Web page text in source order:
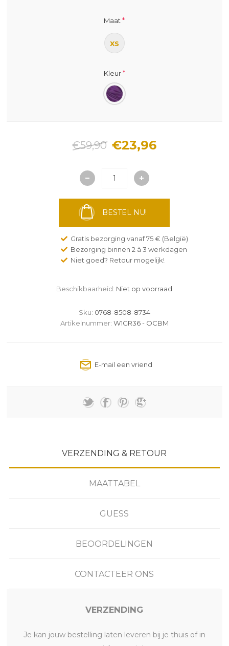
Maat *
XS
Kleur*
€59,90 €23,96
BESTEL NU!
Gratis bezorging vanaf 75 € (België)
Bezorging binnen 2 à 3 werkdagen
Niet goed? Retour mogelijk!
Beschikbaarheid: Niet op voorraad
Sku: 0768-8508-8734
Artikelnummer: W1GR36 - OCBM
VERZENDING & RETOUR
MAATTABEL
GUESS
BEOORDELINGEN
CONTACTEER ONS
VERZENDING
Je kan jouw bestelling laten leveren bij je thuis of in